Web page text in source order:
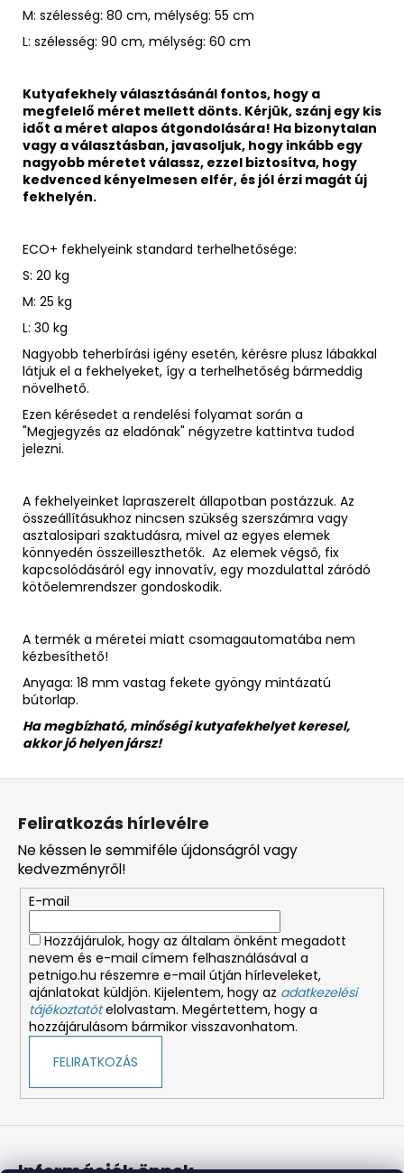
M: szélesség: 80 cm, mélység: 55 cm
L: szélesség: 90 cm, mélység: 60 cm
Kutyafekhely választásánál fontos, hogy a
megfelelő méret mellett dönts. Kérjük, szánj egy kis
időt a méret alapos átgondolására! Ha bizonytalan
vagy a választásban, javasoljuk, hogy inkább egy
nagyobb méretet válassz, ezzel biztosítva, hogy
kedvenced kényelmesen elfér, és jól érzi magát új
fekhelyén.
ECO+ fekhelyeink standard terhelhetősége:
S: 20 kg
M: 25 kg
L: 30 kg
Nagyobb teherbírási igény esetén, kérésre plusz lábakkal
látjuk el a fekhelyeket, így a terhelhetőség bármeddig
növelhető.
Ezen kérésedet a rendelési folyamat során a
"Megjegyzés az eladónak" négyzetre kattintva tudod
jelezni.
A fekhelyeinket lapraszerelt állapotban postázzuk. Az
összeállításukhoz nincsen szükség szerszámra vagy
asztalosipari szaktudásra, mivel az egyes elemek
könnyedén összeilleszthetők. Az elemek végső, fix
kapcsolódásáról egy innovatív, egy mozdulattal záródó
kötőelemrendszer gondoskodik.
A termék a méretei miatt csomagautomatába nem
kézbesíthető!
Anyaga: 18 mm vastag fekete gyöngy mintázatú
bútorlap.
Ha megbízható, minőségi kutyafekhelyet keresel,
akkor jó helyen jársz!
Feliratkozás hírlevélre
Ne késsen le semmiféle újdonságról vagy
kedvezményről!
E-mail
Hozzájárulok, hogy az általam önként megadott
nevem és e-mail címem felhasználásával a
petnigo.hu részemre e-mail útján hírleveleket,
ajánlatokat küldjön. Kijelentem, hogy az adatkezelési
tájékoztatót elolvastam. Megértettem, hogy a
hozzájárulásom bármikor visszavonhatom.
FELIRATKOZÁS